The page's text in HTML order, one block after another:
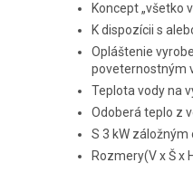
Koncept „všetko
K dispozícii s
Opláštenie
poveternostným
Teplota vody na
Odoberá teplo z
S 3 kW
Rozmery(V x Š x